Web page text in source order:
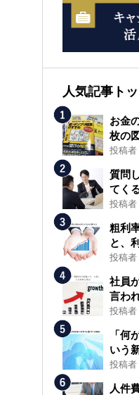
人気記事ト
お金
枚の
投稿
質問
てく
投稿
粗利
と、
投稿
社員
言わ
投稿
「何
いう
投稿
人件